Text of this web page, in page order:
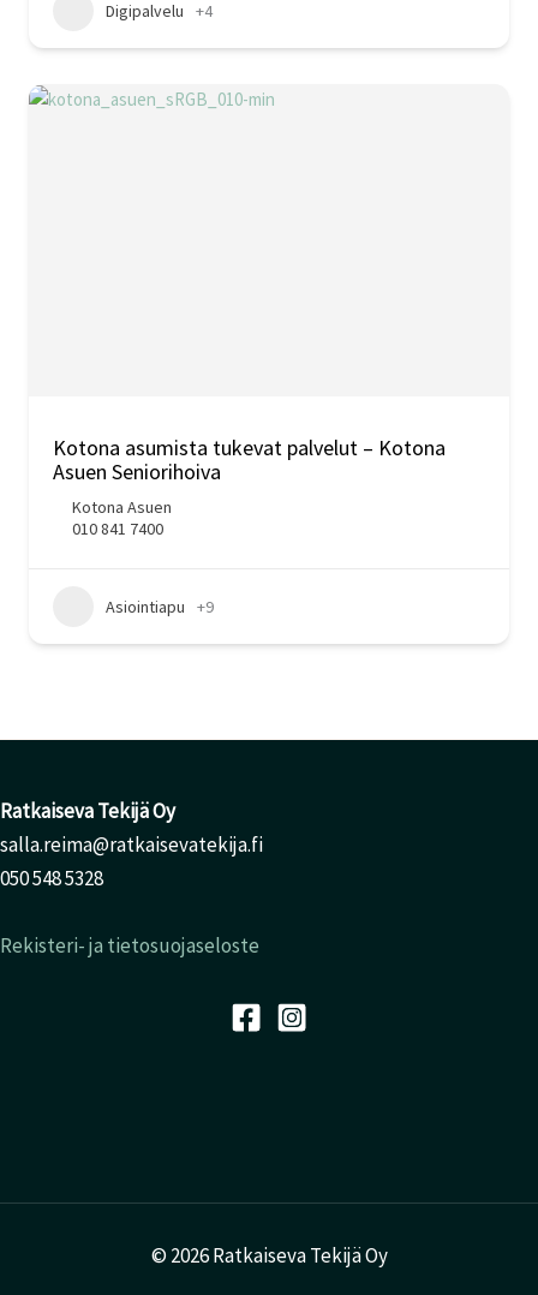
Digipalvelu +4
Kotona asumista tukevat palvelut – Kotona
Asuen Seniorihoiva
Kotona Asuen
010 841 7400
Asiointiapu +9
Ratkaiseva Tekijä Oy
salla.reima@ratkaisevatekija.fi
050 548 5328
Rekisteri- ja tietosuojaseloste
© 2026 Ratkaiseva Tekijä Oy